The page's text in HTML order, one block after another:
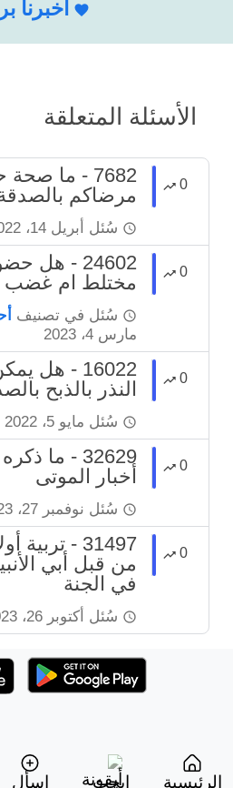
الرئيسية ابحث اسأل
أخبرنا
الأسئلة المتعلقة
0
7682 - ما
مرضاكم
سُئل أبريل 14، 2022
0
24602 - هل
مختلط ام غضب
سُئل في تصنيف
مارس 4، 2023
0
16022 - هل
النذر بالذبح
سُئل مايو 5، 2022
0
32629 - ما
أخبار الموتى
سُئل نوفمبر 27، 2023
0
31497 -
من قبل أبي
في الجنة
سُئل أكتوبر 26، 2023